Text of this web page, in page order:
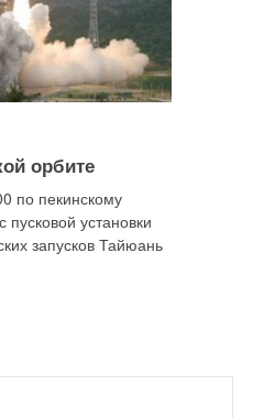
орбите
по пекинскому
установки
запусков Тайюань